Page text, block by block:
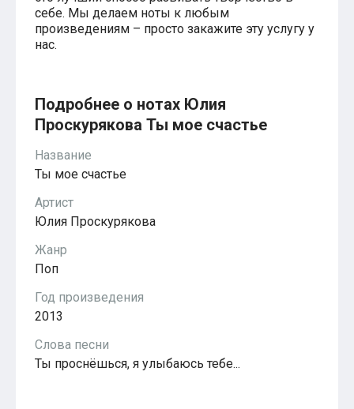
Красавица и чудовище
из мультфильмов Disney
Моана (Disney)
Ноты из аниме
Для обучения
1-ой класс обучения
2-ий класс обучения
Ноты для младшей группы
Ноты для средней группы
Духовная музыка
Пасхальные ноты
Христианская музыка
Госпел
из компьютерных игр
The Legend Of Zelda
Friday Night Funkin’
Super Mario Bros.
для различных игр
Minecraft
Five Nights at Freddy’s
Популярное
себе. Мы делаем ноты к любым
произведениям – просто закажите эту услугу у
нас.
Подробнее о нотах Юлия
Проскурякова Ты мое счастье
Название
Ты мое счастье
Артист
Юлия Проскурякова
Жанр
Поп
Год произведения
2013
Слова песни
Ты проснёшься, я улыбаюсь тебе...